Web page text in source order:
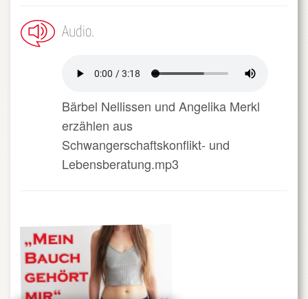
Audio
Bärbel Nellissen und Angelika Merkl
erzählen aus
Schwangerschaftskonflikt- und
Lebensberatung.mp3